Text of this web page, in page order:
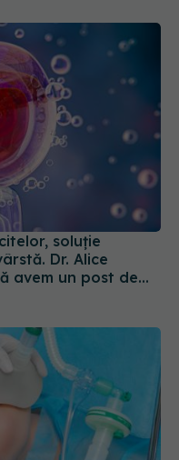
Dr. Alice
avem un post de